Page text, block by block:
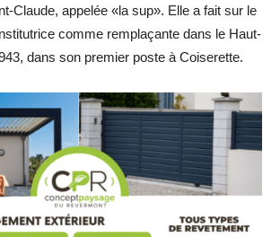
Claude, appelée «la sup». Elle a fait sur le
comme remplaçante dans le Haut-
dans son premier poste à Coiserette.